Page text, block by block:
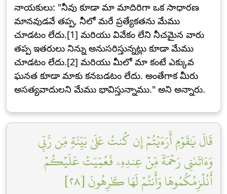
నాయకులు: "నీవు కూడా మా మాదిరిగా ఒక సాధారణ
మానవుడవే తప్ప, నీలో మరే ప్రత్యేకతను మేము
చూడటం లేదు.[1] మరియు వివేకం లేని నీచమైన వారు
తప్ప ఇతరులు నిన్ను అనుసరిస్తున్నట్లు కూడా మేము
చూడటం లేదు.[2] మరియు మీలో మా కంటే ఎక్కువ
ఘనత కూడా మాకు కనబడటం లేదు. అంతేగాక మీరు
అసత్యవాదులని మేము భావిస్తున్నాము." అని అన్నారు.
قَالَ يَٰقَوۡمِ أَرَءَيۡتُمۡ إِن كُنتُ عَلَىٰ بَيِّنَةٖ مِّن رَّبِّي
وَءَاتَىٰنِي رَحۡمَةٗ مِّنۡ عِندِهِۦ فَعُمِّيَتۡ عَلَيۡكُمۡ
أَنُلۡزِمُكُمُوهَا وَأَنتُمۡ لَهَا كَٰرِهُونَ [٢٨]